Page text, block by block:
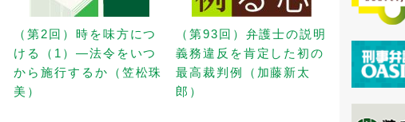
（第2回）時を味方につ
ける（1）—法令をいつ
から施行するか（笠松珠
美）
（第93回）弁護士の説明
義務違反を肯定した初の
最高裁判例（加藤新太
郎）